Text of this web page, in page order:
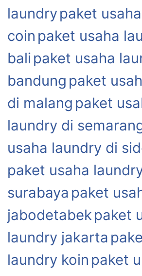
laundrypaket
coin paket usaha
bali paket usaha
bandung paket
di malang paket
laundry di
usaha laundry di
paket usaha
surabaya paket
jabodetabekpaket
laundry jakarta
laundry koin paket